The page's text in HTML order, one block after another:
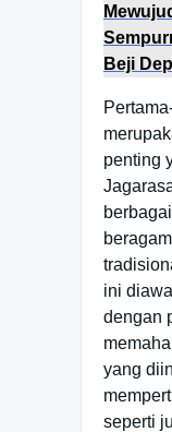
Beji
penting
ini
dengan
yang
seperti